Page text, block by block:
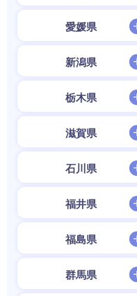
愛媛県
新潟県
栃木県
滋賀県
石川県
福井県
福島県
群馬県